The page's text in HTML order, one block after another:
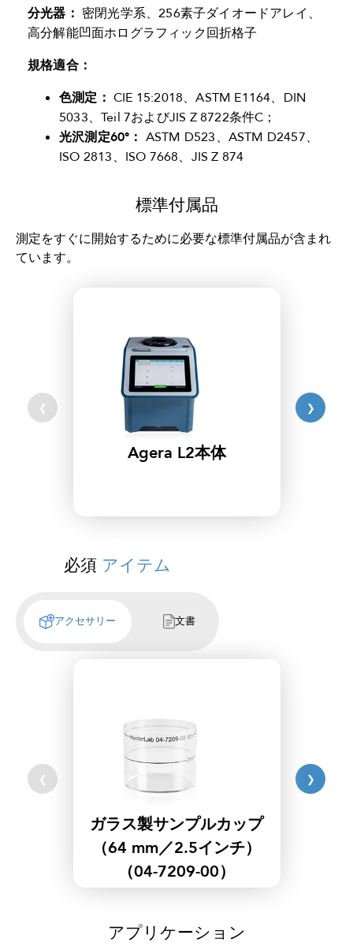
分光器： 密閉光学系、256素子ダイオードアレイ、
高分解能凹面ホログラフィック回折格子
規格適合：
色測定： CIE 15:2018、ASTM E1164、DIN
5033、Teil 7およびJIS Z 8722条件C；
光沢測定60°： ASTM D523、ASTM D2457、
ISO 2813、ISO 7668、JIS Z 874
❮
Agera L2本体
❯
標準付属品
測定をすぐに開始するために必要な標準付属品が含まれ
ています。
❮
ガラス製サンプルカップ
（64 mm／2.5インチ）
（04-7209-00）
❯
必須 アイテム
アクセサリー 文書
アプリケーション